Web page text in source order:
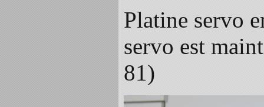
Platine servo
servo est
81)